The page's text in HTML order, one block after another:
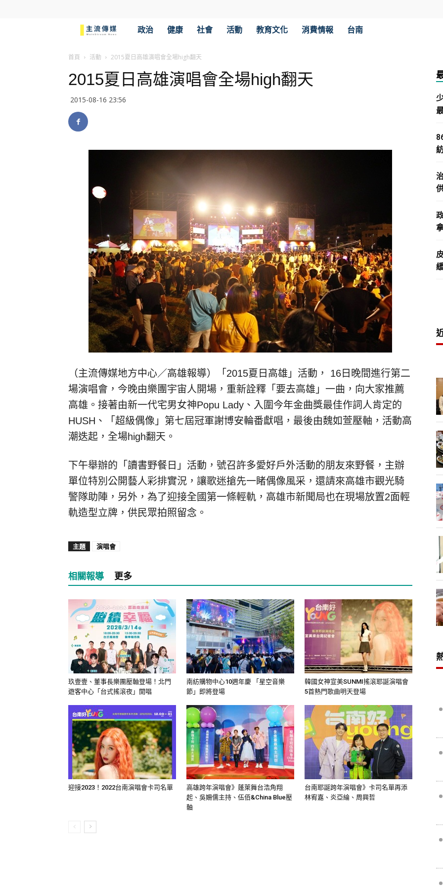
流
傳
政治 健康 社會 活動 教育文化 消費情報 台南
首頁 活動 2015夏日高雄演唱會全場high翻天
2015夏日高雄演唱會全場high翻天
2015-08-16 23:56
（主流傳媒地方中心／高雄報導）「2015夏日高雄」活動， 16日晚間進行第二
場演唱會，今晚由樂團宇宙人開場，重新詮釋「要去高雄」一曲，向大家推薦
高雄。接著由新一代宅男女神Popu Lady、入圍今年金曲獎最佳作詞人肯定的
HUSH、「超級偶像」第七屆冠軍謝博安輪番獻唱，最後由魏如萱壓軸，活動高
潮迭起，全場high翻天。
下午舉辦的「讀書野餐日」活動，號召許多愛好戶外活動的朋友來野餐，主辦
單位特別公開藝人彩排實況，讓歌迷搶先一睹偶像風采，還請來高雄市觀光騎
警隊助陣，另外，為了迎接全國第一條輕軌，高雄市新聞局也在現場放置2面輕
軌造型立牌，供民眾拍照留念。
主題 演唱會
相關報導 更多
玖壹壹、董事長樂團壓軸登場！北門
遊客中心「台式搖滾夜」開唱
南紡購物中心10週年慶 「星空音樂
節」即將登場
韓國女神宣美SUNMI搖滾耶誕演唱會
5首熱門歌曲明天登場
迎接2023！2022台南演唱會卡司名單
高雄跨年演唱會》蓬萊舞台浩角翔
起、吳姍儒主持、伍佰&China Blue壓
軸
台南耶誕跨年演唱會》卡司名單再添
林宥嘉、炎亞綸、周興哲